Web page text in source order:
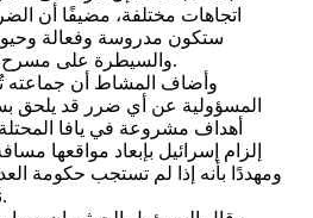
اتجاهات مختلفة، مضيفًا أن
ستكون مدروسة وفعالة
والسيطرة على مسرح المواجهة، على حد تعبيره.
وأضاف المشاط أن جماعته
المسؤولية عن أي ضرر قد يلحق
أهداف مشروعة في يافا
إلزام إسرائيل بإبعاد مواقعها
ومهددًا بأنه إذا لم تستجب حكومة
ننصحها بالإغلاق والمغادرة.